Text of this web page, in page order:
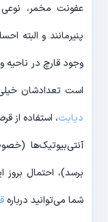
عفونت مخمر،
پنیرمانند و البته
وجود قارچ در
است تعدادشان خیلی
دیابت، استفاده از
برسد)، احتمال بروز
شما می‌توانید درباره